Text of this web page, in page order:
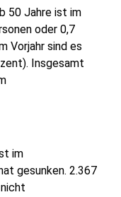
50 Jahre ist im
oder 0,7
Vorjahr sind es
Insgesamt
im
gesunken. 2.367